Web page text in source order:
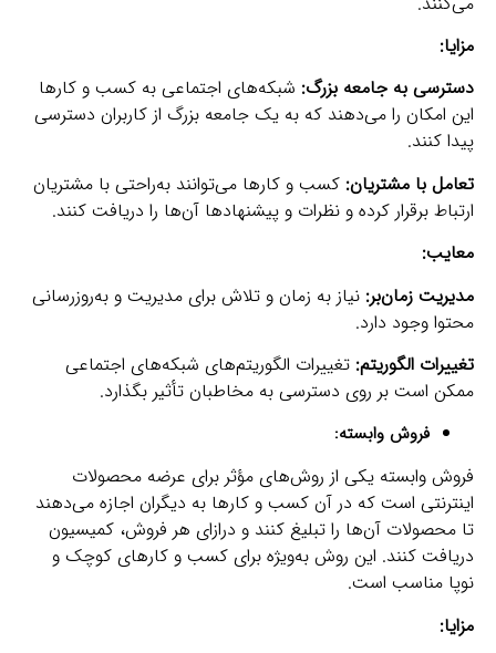
مزایا:
دسترسی به جامعه بزرگ: شبکه‌های اجتماعی به کسب و کارها
این امکان را می‌دهند که به یک جامعه بزرگ از کاربران دسترسی
پیدا کنند.
تعامل با مشتریان: کسب و کارها می‌توانند به‌راحتی با مشتریان
ارتباط برقرار کرده و نظرات و پیشنهاد‌ها آن‌ها را دریافت کنند.
معایب:
مدیریت زمان‌بر: نیاز به زمان و تلاش برای مدیریت و به‌روزرسانی
محتوا وجود دارد.
تغییرات الگوریتم: تغییرات الگوریتم‌های شبکه‌های اجتماعی
ممکن است بر روی دسترسی به مخاطبان تأثیر بگذارد.
فروش وابسته:
فروش وابسته یکی از روش‌های مؤثر برای عرضه محصولات
اینترنتی است که در آن کسب و کارها به دیگران اجازه می‌دهند
تا محصولات آن‌ها را تبلیغ کنند و درازای هر فروش، کمیسیون
دریافت کنند. این روش به‌ویژه برای کسب و کارهای کوچک و
نوپا مناسب است.
مزایا: